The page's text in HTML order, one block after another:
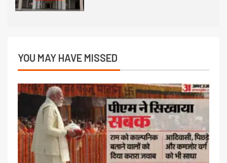
YOU MAY HAVE MISSED